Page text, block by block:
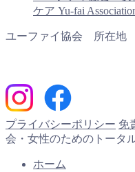
ケア Yu-fai
ユーファイ協会 所在地
プライバシーポリシー 免
会・女性のためのトータ
ホーム